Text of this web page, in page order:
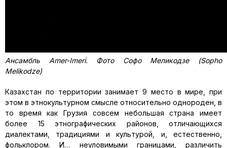
Ансамбль Amer-Imeri. Фото Софо Меликодзе (Sopho
Melikodze)
Казахстан по территории занимает 9 место в мире, при
этом в этнокультурном смысле относительно однороден, в
то время как Грузия совсем небольшая страна имеет
более 15 этнографических районов, отличающихся
диалектами, традициями и культурой, и, естественно,
фольклором. И… неуловимыми границами, различить